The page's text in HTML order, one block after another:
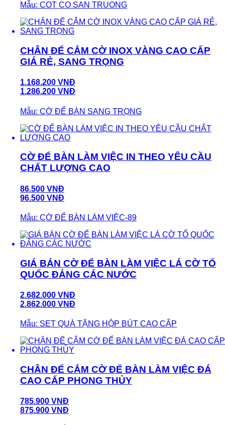
Mẫu: COT CO SAN TRUONG
CHÂN ĐẾ CẮM CỜ INOX VÀNG CAO CẤP
GIÁ RẺ, SANG TRỌNG
1.168.200 VNĐ
1.286.200 VNĐ
Mẫu: CỜ ĐỂ BÀN SANG TRỌNG
CỜ ĐỂ BÀN LÀM VIỆC IN THEO YÊU CẦU
CHẤT LƯỢNG CAO
86.500 VNĐ
96.500 VNĐ
Mẫu: CỜ ĐỂ BÀN LÀM VIỆC-89
GIÁ BÁN CỜ ĐỂ BÀN LÀM VIỆC LÁ CỜ TỔ
QUỐC ĐẢNG CÁC NƯỚC
2.682.000 VNĐ
2.862.000 VNĐ
Mẫu: SET QUÀ TẶNG HỘP BÚT CAO CẤP
CHÂN ĐẾ CẮM CỜ ĐỂ BÀN LÀM VIỆC ĐÁ
CAO CẤP PHONG THỦY
785.900 VNĐ
875.900 VNĐ